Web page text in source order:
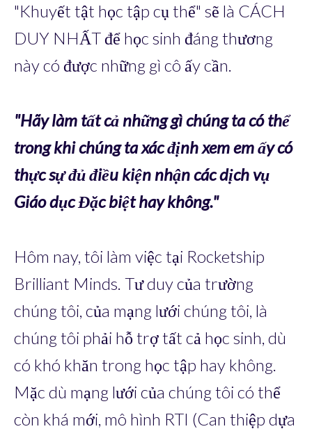
"Khuyết tật học tập cụ thể" sẽ là CÁCH
DUY NHẤT để học sinh đáng thương
này có được những gì cô ấy cần.
"Hãy làm tất cả những gì chúng ta có thể
trong khi chúng ta xác định xem em ấy có
thực sự đủ điều kiện nhận các dịch vụ
Giáo dục Đặc biệt hay không."
Hôm nay, tôi làm việc tại Rocketship
Brilliant Minds. Tư duy của trường
chúng tôi, của mạng lưới chúng tôi, là
chúng tôi phải hỗ trợ tất cả học sinh, dù
có khó khăn trong học tập hay không.
Mặc dù mạng lưới của chúng tôi có thể
còn khá mới, mô hình RTI (Can thiệp dựa